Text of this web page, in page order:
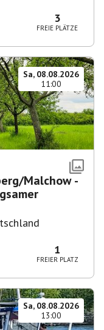
3
FREIE PLÄTZE
Sa, 08.08.2026
11:00
Malchow -
1
FREIER PLATZ
Sa, 08.08.2026
13:00